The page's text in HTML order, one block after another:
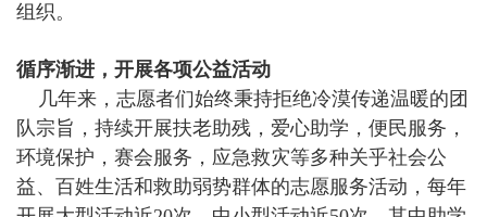
组织。
循序渐进，开展各项公益活动
几年来，志愿者们始终秉持拒绝冷漠传递温暖的团
队宗旨，持续开展扶老助残，爱心助学，便民服务，
环境保护，赛会服务，应急救灾等多种关乎社会公
益、百姓生活和救助弱势群体的志愿服务活动，每年